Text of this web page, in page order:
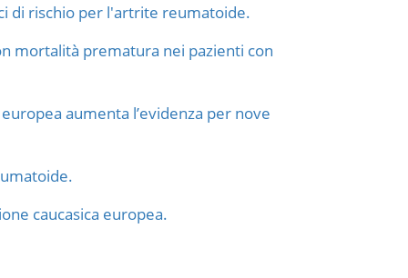
di rischio per l'artrite reumatoide.
mortalità prematura nei pazienti con
aumenta l’evidenza per nove
caucasica europea.